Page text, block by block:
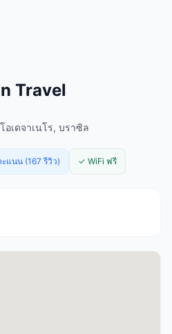
Travel
อเดจาเนโร, บราซิล
ะแนน (167 รีวิว) ✓ WiFi ฟรี